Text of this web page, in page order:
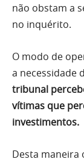
não obstam a
no inquérito.
O modo de
a necessidade
tribunal
vítimas que
investimentos.
Desta maneira